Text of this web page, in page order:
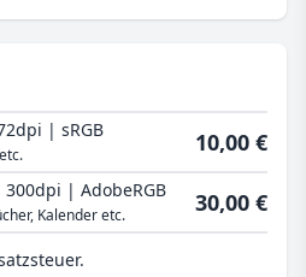
| sRGB 10,00 €
| AdobeRGB
Kalender etc. 30,00 €